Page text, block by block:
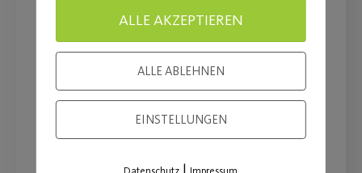
Beleuchtung am Sportpark
Ebensee
Neue Fluchtlicht- und
Wegebeleuchtung auf unserem
ALLE AKZEPTIEREN
ALLE ABLEHNEN
EINSTELLUNGEN